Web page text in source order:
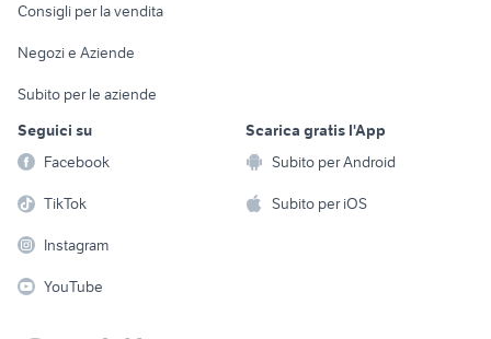
Fotografia
Telefonia
Biciclette
Consigli per la vendita
Negozi e Aziende
Subito per le aziende
Seguici su
Facebook
TikTok
Instagram
YouTube
Scarica gratis l'App
Subito per Android
Subito per iOS